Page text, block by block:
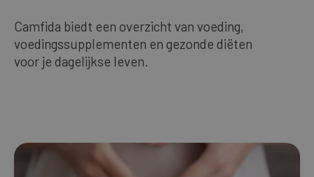
Camfida biedt een overzicht van voeding,
voedingssupplementen en gezonde diëten
voor je dagelijkse leven.